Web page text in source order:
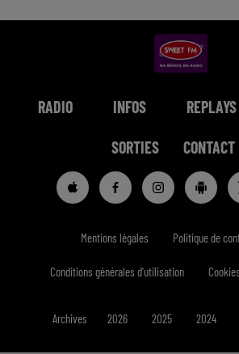
RADIO INFOS REPLAYS
SORTIES CONTACT
Mentions légales Politique de
Conditions générales d'utilisation Cookies
Archives 2026 2025 2024